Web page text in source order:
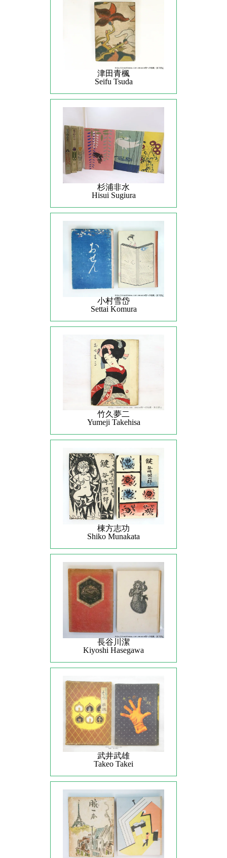
津田青楓
Seifu Tsuda
杉浦非水
Hisui Sugiura
小村雪岱
Settai Komura
竹久夢二
Yumeji Takehisa
棟方志功
Shiko Munakata
長谷川潔
Kiyoshi Hasegawa
武井武雄
Takeo Takei